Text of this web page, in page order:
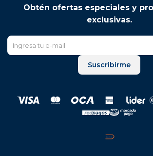
Obtén ofertas especiales y
exclusivas.
Suscribirme